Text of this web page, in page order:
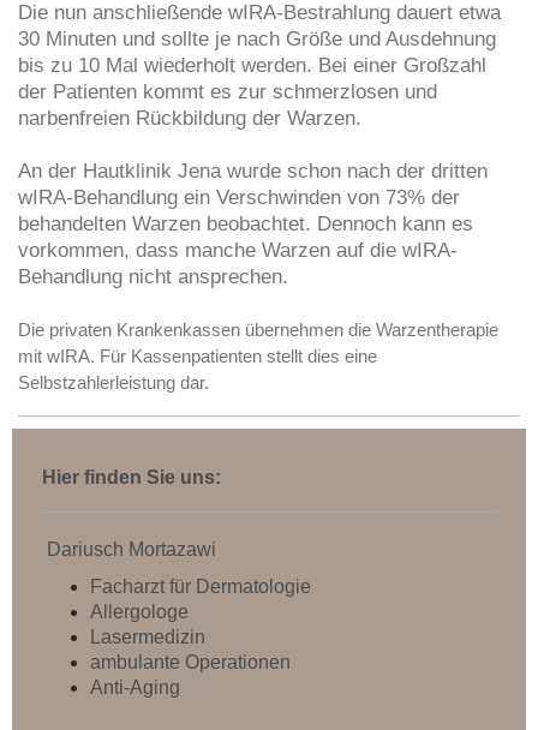
Die nun anschließende wIRA-Bestrahlung dauert etwa
30 Minuten und sollte je nach Größe und Ausdehnung
bis zu 10 Mal wiederholt werden. Bei einer Großzahl
der Patienten kommt es zur schmerzlosen und
narbenfreien Rückbildung der Warzen.
An der Hautklinik Jena wurde schon nach der dritten
wIRA-Behandlung ein Verschwinden von 73% der
behandelten Warzen beobachtet. Dennoch kann es
vorkommen, dass manche Warzen auf die wIRA-
Behandlung nicht ansprechen.
Die privaten Krankenkassen übernehmen die Warzentherapie
mit wIRA. Für Kassenpatienten stellt dies eine
Selbstzahlerleistung dar.
Hier finden Sie uns:
Dariusch Mortazawi
Facharzt für Dermatologie
Allergologe
Lasermedizin
ambulante Operationen
Anti-Aging